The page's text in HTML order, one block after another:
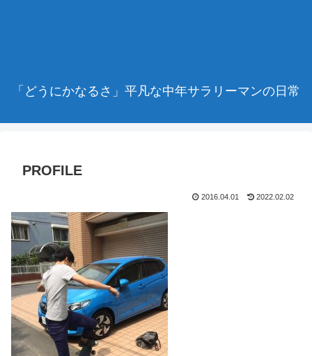
「どうにかなるさ」平凡な中年サラリーマンの日常
PROFILE
2016.04.01 2022.02.02